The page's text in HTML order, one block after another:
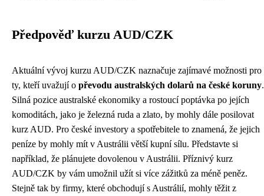
Předpověď kurzu AUD/CZK
Aktuální vývoj kurzu AUD/CZK naznačuje zajímavé možnosti pro
ty, kteří uvažují o převodu australských dolarů na české koruny.
Silná pozice australské ekonomiky a rostoucí poptávka po jejích
komoditách, jako je železná ruda a zlato, by mohly dále posilovat
kurz AUD. Pro české investory a spotřebitele to znamená, že jejich
peníze by mohly mít v Austrálii větší kupní sílu. Představte si
například, že plánujete dovolenou v Austrálii. Příznivý kurz
AUD/CZK by vám umožnil užít si více zážitků za méně peněz.
Stejně tak by firmy, které obchodují s Austrálií, mohly těžit z